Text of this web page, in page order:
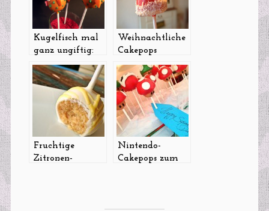
Kugelfisch mal
ganz ungiftig:
Cakepops mit
„blubb“
Weihnachtliche
Cakepops
Fruchtige
Zitronen-
Nintendo-
Cakepops zum